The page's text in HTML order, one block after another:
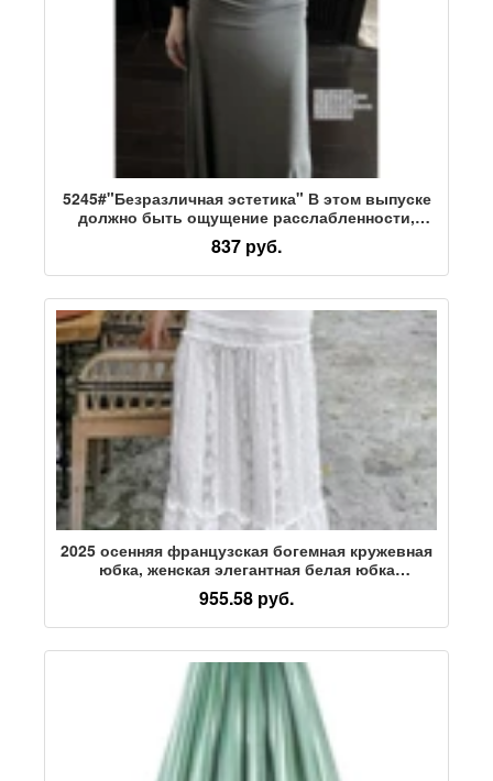
5245#"Безразличная эстетика" В этом выпуске
должно быть ощущение расслабленности,
завышенная талия, широкая юбка, мытье пола,
длинная юбка, лето
837 руб.
2025 осенняя французская богемная кружевная
юбка, женская элегантная белая юбка
трапециевидной формы с вытиранием,
длинная юбка, женская
955.58 руб.